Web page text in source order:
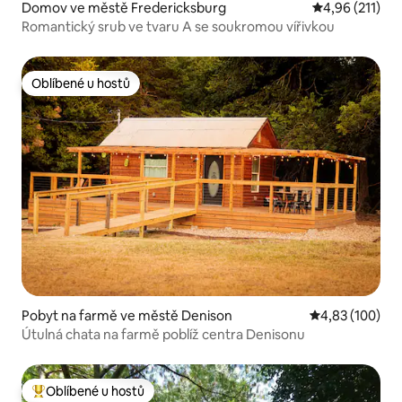
Domov ve městě Fredericksburg Průměrné
4,96 (211)
Romantický srub ve tvaru A se soukromou vířivkou
Oblíbené u hostů
Oblíbené u hostů
Pobyt na farmě ve městě Denison Průměrné
4,83 (100)
Útulná chata na farmě poblíž centra Denisonu
Nejlepší v kategorii Oblíbené u hostů
Oblíbené u hostů